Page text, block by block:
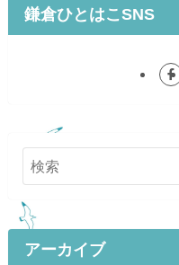
鎌倉ひとはこSNS
アーカイブ